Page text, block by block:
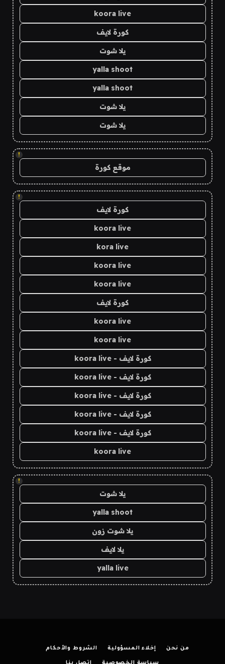
koora live
كورة لايف
يلا شوت
yalla shoot
yalla shoot
يلا شوت
يلا شوت
!
موقع كورة
!
كورة لايف
koora live
kora live
koora live
koora live
كورة لايف
koora live
koora live
كورة لايف - koora live
كورة لايف - koora live
كورة لايف - koora live
كورة لايف - koora live
كورة لايف - koora live
koora live
!
يلا شوت
yalla shoot
يلا شوت زون
يلا لايف
yalla live
من نحن إخلاء المسؤولية الشروط والأحكام